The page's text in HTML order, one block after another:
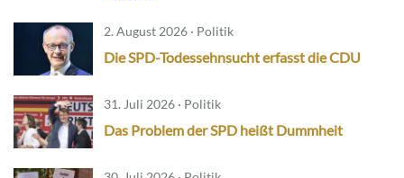
2. August 2026 · Politik
Die SPD-Todessehnsucht erfasst die CDU
31. Juli 2026 · Politik
Das Problem der SPD heißt Dummheit